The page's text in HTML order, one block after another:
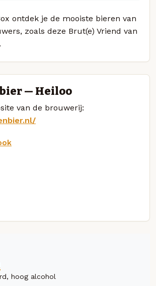
ontdek je de mooiste bieren van
zoals deze Brut(e) Vriend van
.
— Heiloo
van de brouwerij:
hoog alcohol